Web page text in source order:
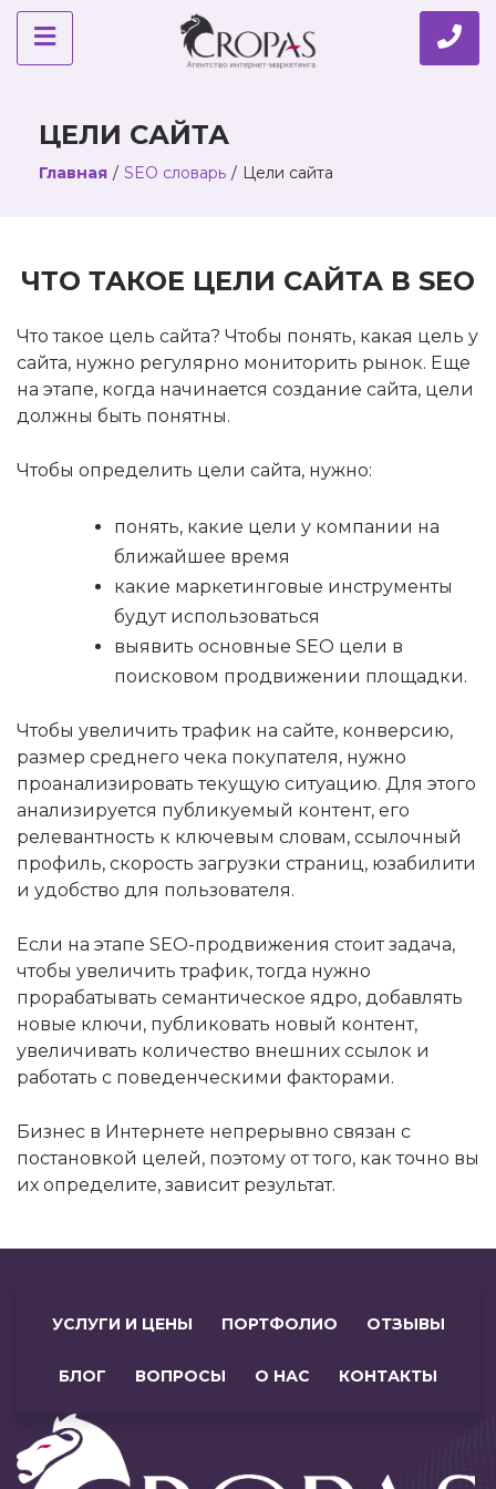
ЦЕЛИ САЙТА
Главная / SEO словарь / Цели сайта
ЧТО ТАКОЕ ЦЕЛИ САЙТА В SEO
Что такое цель сайта? Чтобы понять, какая цель у
сайта, нужно регулярно мониторить рынок. Еще
на этапе, когда начинается создание сайта, цели
должны быть понятны.
Чтобы определить цели сайта, нужно:
понять, какие цели у компании на
ближайшее время
какие маркетинговые инструменты
будут использоваться
выявить основные SEO цели в
поисковом продвижении площадки.
Чтобы увеличить трафик на сайте, конверсию,
размер среднего чека покупателя, нужно
проанализировать текущую ситуацию. Для этого
анализируется публикуемый контент, его
релевантность к ключевым словам, ссылочный
профиль, скорость загрузки страниц, юзабилити
и удобство для пользователя.
Если на этапе SEO-продвижения стоит задача,
чтобы увеличить трафик, тогда нужно
прорабатывать семантическое ядро, добавлять
новые ключи, публиковать новый контент,
увеличивать количество внешних ссылок и
работать с поведенческими факторами.
Бизнес в Интернете непрерывно связан с
постановкой целей, поэтому от того, как точно вы
их определите, зависит результат.
УСЛУГИ И ЦЕНЫ ПОРТФОЛИО ОТЗЫВЫ
БЛОГ ВОПРОСЫ О НАС КОНТАКТЫ